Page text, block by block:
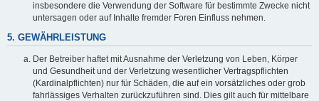
insbesondere die Verwendung der Software für bestimmte Zwecke nicht
untersagen oder auf Inhalte fremder Foren Einfluss nehmen.
5. GEWÄHRLEISTUNG
Der Betreiber haftet mit Ausnahme der Verletzung von Leben, Körper
und Gesundheit und der Verletzung wesentlicher Vertragspflichten
(Kardinalpflichten) nur für Schäden, die auf ein vorsätzliches oder grob
fahrlässiges Verhalten zurückzuführen sind. Dies gilt auch für mittelbare